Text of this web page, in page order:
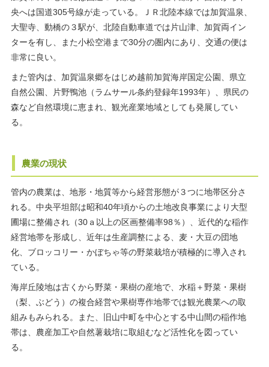
央へは国道305号線が走っている。ＪＲ北陸本線では加賀温泉、
大聖寺、動橋の３駅が、北陸自動車道では片山津、加賀両イン
ターを有し、また小松空港まで30分の圏内にあり、交通の便は
非常に良い。
また管内は、加賀温泉郷をはじめ越前加賀海岸国定公園、県立
自然公園、片野鴨池（ラムサール条約登録年1993年）、県民の
森など自然環境に恵まれ、観光産業地域としても発展してい
る。
農業の現状
管内の農業は、地形・地質等から経営形態が３つに地帯区分さ
れる。中央平坦部は昭和40年頃からの土地改良事業により大型
圃場に整備され（30ａ以上の区画整備率98％）、近代的な稲作
経営地帯を形成し、近年は生産調整による、麦・大豆の団地
化、ブロッコリー・かぼちゃ等の野菜栽培が積極的に導入され
ている。
海岸丘陵地は古くから野菜・果樹の産地で、水稲＋野菜・果樹
（梨、ぶどう）の複合経営や果樹専作地帯では観光農業への取
組みもみられる。また、旧山中町を中心とする中山間の稲作地
帯は、農産加工や自然薯栽培に取組むなど活性化を図ってい
る。